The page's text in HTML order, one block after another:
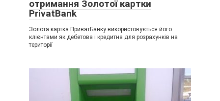
отримання Золотої картки
PrivatBank
Золота картка ПриватБанку використовується його
клієнтами як дебетова і кредитна для розрахунків на
території